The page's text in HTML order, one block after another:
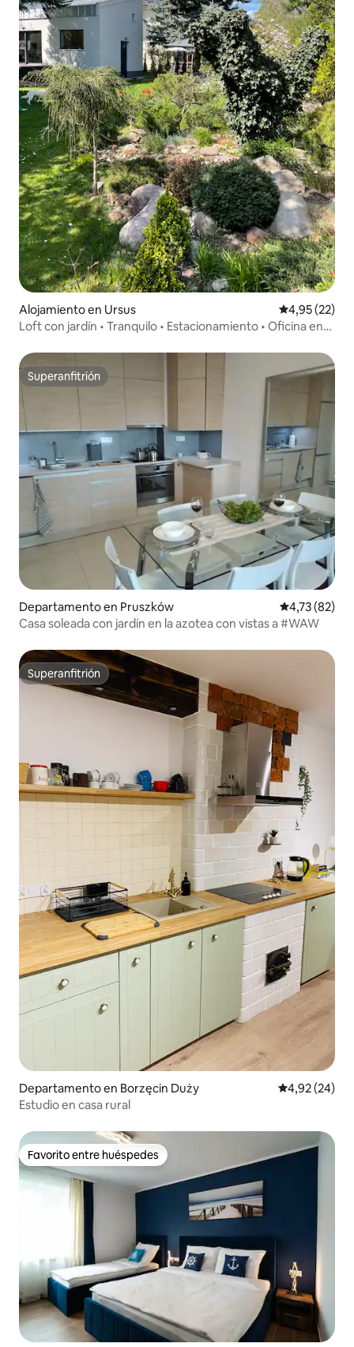
Alojamiento en Ursus Calificación
4,95 (22)
Loft con jardín • Tranquilo • Estacionamiento • Oficina en
Superanfitrión
Superanfitrión
Departamento en Pruszków Calificación
4,73 (82)
Casa soleada con jardín en la azotea con vistas a #WAW
Superanfitrión
Superanfitrión
Departamento en Borzęcin Duży Calificación
4,92 (24)
Estudio en casa rural
Favorito entre huéspedes
Favorito entre huéspedes